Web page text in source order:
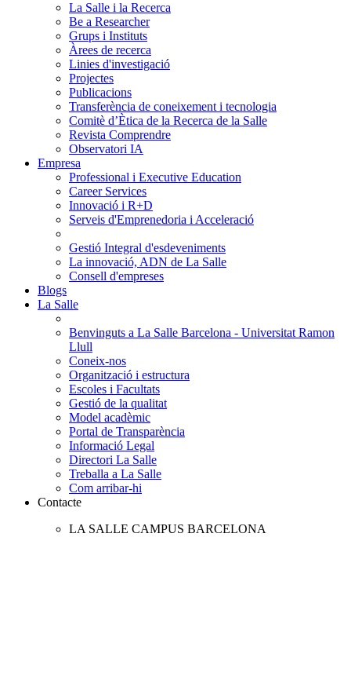
La Salle i la Recerca
Be a Researcher
Grups i Instituts
Àrees de recerca
Linies d'investigació
Projectes
Publicacions
Transferència de coneixement i tecnologia
Comitè d’Ètica de la Recerca de la Salle
Revista Comprendre
Observatori IA
Empresa
Professional i Executive Education
Career Services
Innovació i R+D
Serveis d'Emprenedoria i Acceleració
Gestió Integral d'esdeveniments
La innovació, ADN de La Salle
Consell d'empreses
Blogs
La Salle
Benvinguts a La Salle Barcelona - Universitat Ramon
Llull
Coneix-nos
Organització i estructura
Escoles i Facultats
Gestió de la qualitat
Model acadèmic
Portal de Transparència
Informació Legal
Directori La Salle
Treballa a La Salle
Com arribar-hi
Contacte
LA SALLE CAMPUS BARCELONA